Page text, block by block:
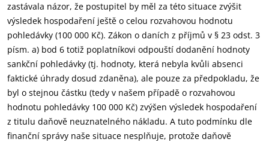
zastávala názor, že postupitel by měl za této situace zvýšit
výsledek hospodaření ještě o celou rozvahovou hodnotu
pohledávky (100 000 Kč). Zákon o daních z příjmů v § 23 odst. 3
písm. a) bod 6 totiž poplatníkovi odpouští dodanění hodnoty
sankční pohledávky (tj. hodnoty, která nebyla kvůli absenci
faktické úhrady dosud zdaněna), ale pouze za předpokladu, že
byl o stejnou částku (tedy v našem případě o rozvahovou
hodnotu pohledávky 100 000 Kč) zvýšen výsledek hospodaření
z titulu daňově neuznatelného nákladu. A tuto podmínku dle
finanční správy naše situace nesplňuje, protože daňově